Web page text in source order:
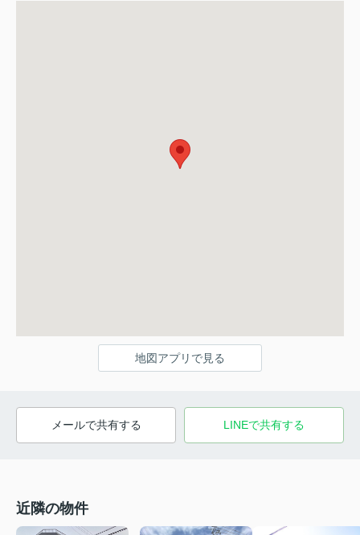
地図アプリで見る
メールで共有する LINEで共有する
近隣の物件